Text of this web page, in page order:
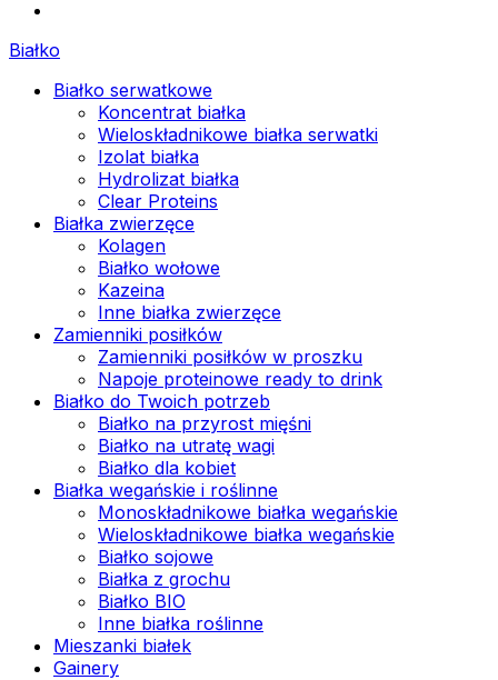
Białko
Białko serwatkowe
Koncentrat białka
Wieloskładnikowe białka serwatki
Izolat białka
Hydrolizat białka
Clear Proteins
Białka zwierzęce
Kolagen
Białko wołowe
Kazeina
Inne białka zwierzęce
Zamienniki posiłków
Zamienniki posiłków w proszku
Napoje proteinowe ready to drink
Białko do Twoich potrzeb
Białko na przyrost mięśni
Białko na utratę wagi
Białko dla kobiet
Białka wegańskie i roślinne
Monoskładnikowe białka wegańskie
Wieloskładnikowe białka wegańskie
Białko sojowe
Białka z grochu
Białko BIO
Inne białka roślinne
Mieszanki białek
Gainery